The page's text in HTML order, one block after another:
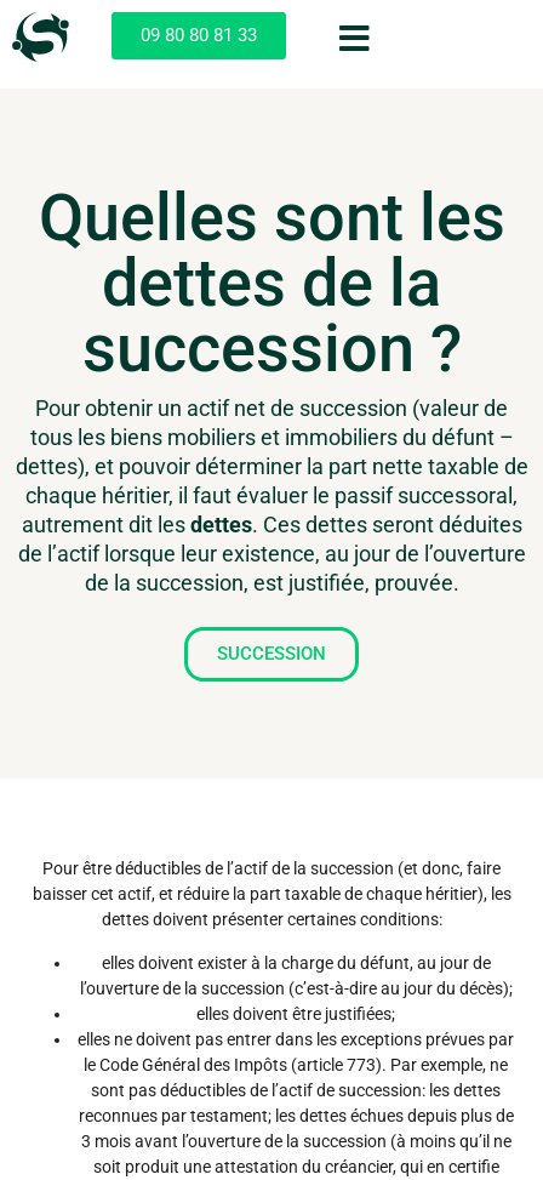
09 80 80 81 33
Quelles sont les
dettes de la
succession ?
Pour obtenir un actif net de succession (valeur de
tous les biens mobiliers et immobiliers du défunt –
dettes), et pouvoir déterminer la part nette taxable de
chaque héritier, il faut évaluer le passif successoral,
autrement dit lesdettes. Ces dettes seront déduites
de l’actif lorsque leur existence, au jour de l’ouverture
de la succession, est justifiée, prouvée.
SUCCESSION
Pour être déductibles de l’actif de la succession (et donc, faire
baisser cet actif, et réduire la part taxable de chaque héritier), les
dettes doivent présenter certaines conditions:
elles doivent exister à la charge du défunt, au jour de
l’ouverture de la succession (c’est-à-dire au jour du décès);
elles doivent être justifiées;
elles ne doivent pas entrer dans les exceptions prévues par
le Code Général des Impôts (article 773). Par exemple, ne
sont pas déductibles de l’actif de succession: les dettes
reconnues par testament; les dettes échues depuis plus de
3 mois avant l’ouverture de la succession (à moins qu’il ne
soit produit une attestation du créancier, qui en certifie